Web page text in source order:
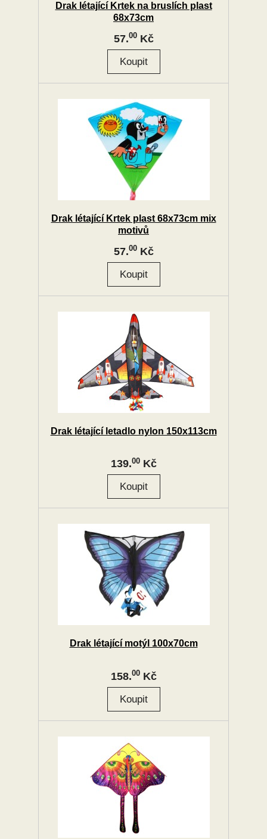
Drak létající Krtek na bruslích plast
68x73cm
57.00Kč
Drak létající Krtek plast 68x73cm mix
motivů
57.00Kč
Drak létající letadlo nylon 150x113cm
139.00Kč
Drak létající motýl 100x70cm
158.00Kč